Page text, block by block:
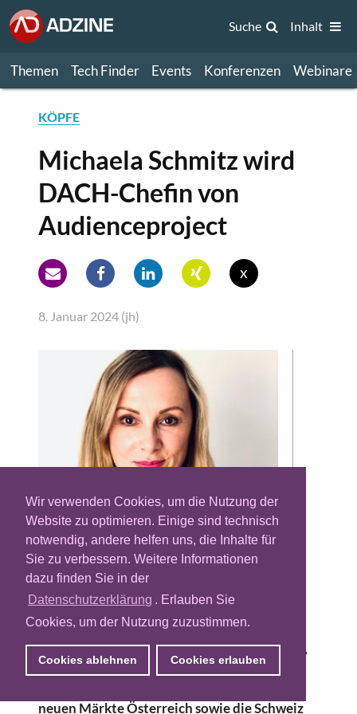
Wir verwenden Cookies, um die Nutzung der
Website zu optimieren. Einige sind technisch
notwendig, andere helfen uns, die Inhalte für
Sie zu verbessern. Weitere Informationen
dazu finden Sie in der
Datenschutzerklärung . Erlauben Sie
Cookies, um der Nutzung zuzustimmen.
Cookies ablehnen Cookies erlauben
Themen Tech Finder Events Konferenzen Webinare
Suche Inhalt
KÖPFE
Michaela Schmitz wird
DACH-Chefin von
Audienceproject
x
8. Januar 2024 (jh)
Das technologiebasierte
Marktforschungsunternehmen
Audienceproject bekommt mit Michaela
Schmitz soll eng mit Sedat Polat
zusammenarbeiten, dem Sales Solutions
Director von Audienceproject in der Region,
um das Wachstum des Unternehmens in
neuen Märkte Österreich sowie die Schweiz